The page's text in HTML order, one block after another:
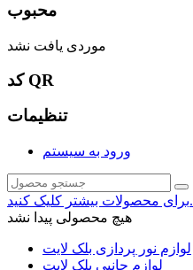
محبوب
موردی یافت نشد
کد QR
تنظیمات
ورود به سیستم
برای محصولات بیشتر کلیک کنید.
هیچ محصولی پیدا نشد
لوازم نور پردازی بلک لایت
لوازم جانبی بلک لایت